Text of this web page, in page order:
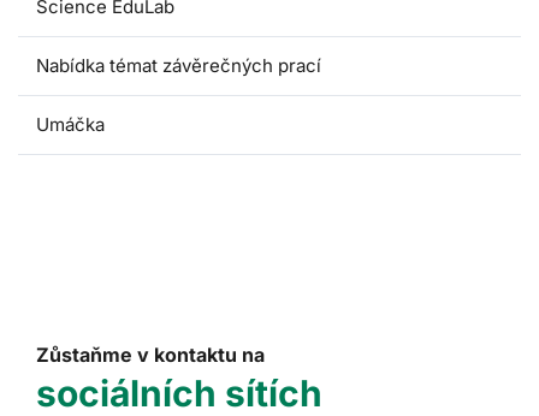
Science EduLab
Nabídka témat závěrečných prací
Umáčka
Zůstaňme v kontaktu na
sociálních sítích